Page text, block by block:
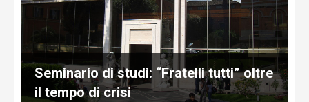
Seminario di studi: “Fratelli tutti” oltre
il tempo di crisi